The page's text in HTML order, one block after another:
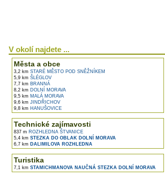
V okolí najdete ...
Města a obce
3,2 km STARÉ MĚSTO POD SNĚŽNÍKEM
5,9 km ŠLÉGLOV
7,7 km BRANNÁ
8,2 km DOLNÍ MORAVA
9,5 km MALÁ MORAVA
9,6 km JINDŘICHOV
9,8 km HANUŠOVICE
Technické zajímavosti
837 m ROZHLEDNA ŠTVANICE
5,4 km STEZKA DO OBLAK DOLNÍ MORAVA
6,7 km DALIMILOVA ROZHLEDNA
Turistika
7,1 km STAMICHMANOVA NAUČNÁ STEZKA DOLNÍ MORAVA